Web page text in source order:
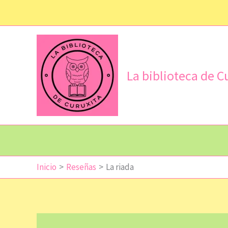
contenido
La biblioteca de
Inicio Reseñas La riada